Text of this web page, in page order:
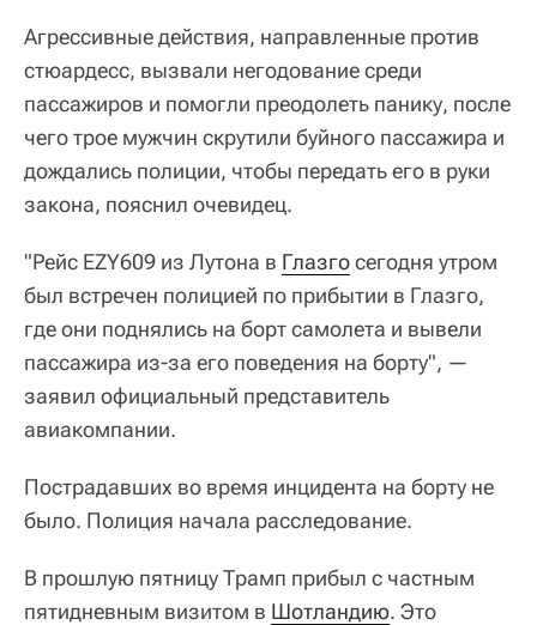
Агрессивные действия, направленные против
стюардесс, вызвали негодование среди
пассажиров и помогли преодолеть панику, после
чего трое мужчин скрутили буйного пассажира и
дождались полиции, чтобы передать его в руки
закона, пояснил очевидец.
"Рейс EZY609 из Лутона в Глазгосегодня утром
был встречен полицией по прибытии в Глазго,
где они поднялись на борт самолета и вывели
пассажира из-за его поведения на борту", —
заявил официальный представитель
авиакомпании.
Пострадавших во время инцидента на борту не
было. Полиция начала расследование.
В прошлую пятницу Трамп прибыл с частным
пятидневным визитом в Шотландию. Это